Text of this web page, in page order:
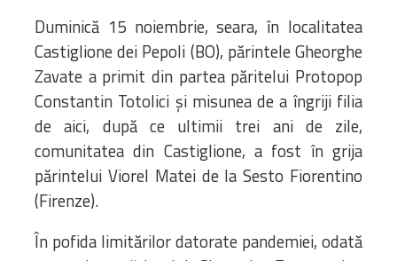
Duminică 15 noiembrie, seara, în localitatea
Castiglione dei Pepoli (BO), părintele Gheorghe
Zavate a primit din partea păritelui Protopop
Constantin Totolici și misunea de a îngriji filia
de aici, după ce ultimii trei ani de zile,
comunitatea din Castiglione, a fost în grija
părintelui Viorel Matei de la Sesto Fiorentino
(Firenze).
În pofida limitărilor datorate pandemiei, odată